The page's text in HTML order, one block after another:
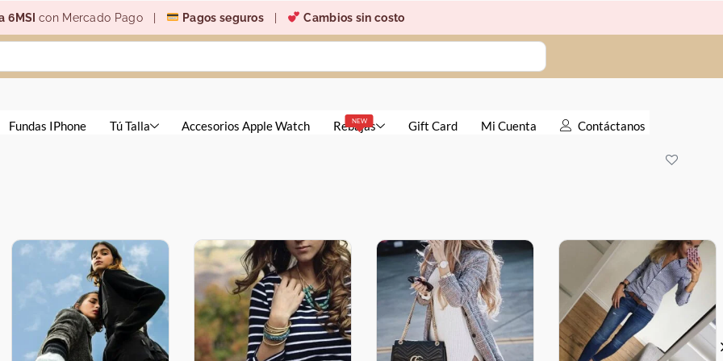
6MSIcon Mercado Pago | Pagos seguros Cambios sin costo
Fundas IPhone Tú Talla Accesorios Apple Watch NEW
Rebajas Gift Card Mi Cuenta Contáctanos